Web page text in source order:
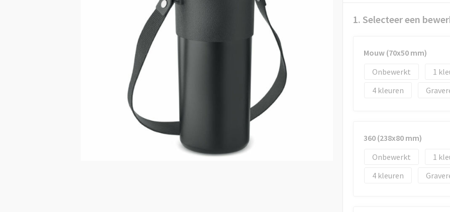
1. Selecteer een
Mouw (70x50 mm)
Onbewerkt
1
4
360 (238x80 mm)
Onbewerkt
1
4